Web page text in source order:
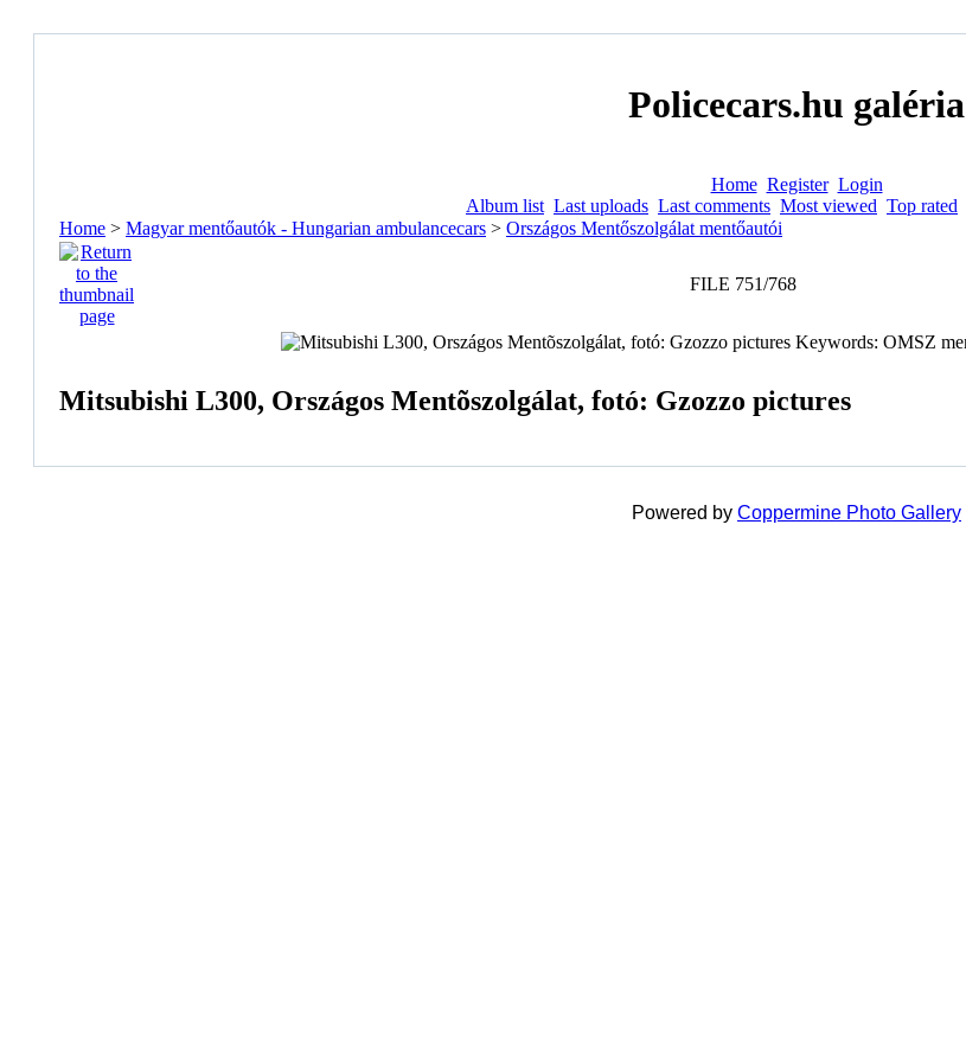
Policecars.hu galéria
Home Register Login
Album list Last uploads Last comments Most viewed Top rated
Home > Magyar mentőautók - Hungarian ambulancecars > Országos Mentőszolgálat mentőautói
FILE 751/768
Mitsubishi L300, Országos Mentõszolgálat, fotó: Gzozzo pictures
Powered by Coppermine Photo Gallery